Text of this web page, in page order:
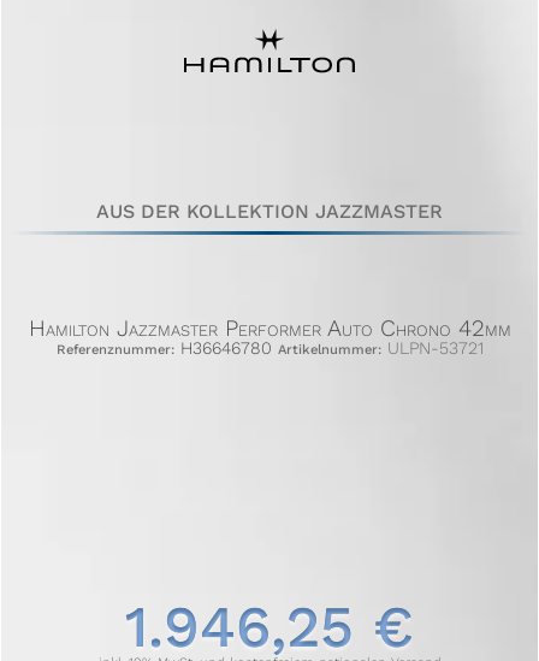
AUS DER KOLLEKTION JAZZMASTER
Hamilton Jazzmaster Performer Auto Chrono 42mm
Referenznummer: H36646780 Artikelnummer:ULPN-53721
1.946,25 €